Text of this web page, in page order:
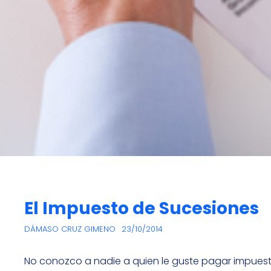
El Impuesto de Sucesiones
DÁMASO CRUZ GIMENO 23/10/2014
No conozco a nadie a quien le guste pagar